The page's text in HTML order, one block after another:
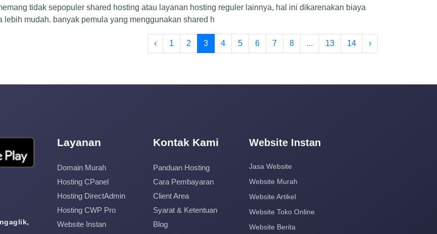
tidak sepopuler shared hosting atau layanan hosting reguler lainnya, hal ini dikarenakan biaya
mudah. banyak pemula yang menggunakan shared h
‹ 1 2 3 4 5 6 7 8 ... 13 14 ›
Layanan
Domain Murah
Hosting CPanel
Hosting DirectAdmin
Hosting CWP Pro
Website Instan
Kontak Kami
Panduan Hosting
Cara Pembayaran
Client Area
Syarat & Ketentuan
Blog
Website Instan
Jasa Website
Website Murah
Website Artikel
Website Toko Online
Website Berita